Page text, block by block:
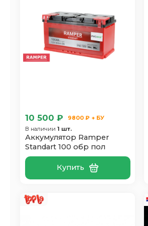
10 500 ₽
9800 ₽ + БУ
В наличии 1 шт.
Аккумулятор Ramper
Standart 100 обр пол
Купить